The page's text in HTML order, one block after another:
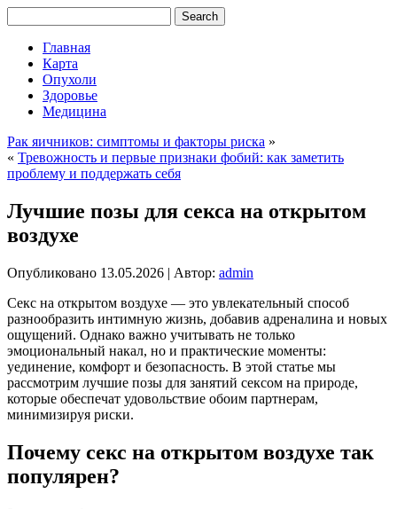
Главная
Карта
Опухоли
Здоровье
Медицина
Рак яичников: симптомы и факторы риска »
« Тревожность и первые признаки фобий: как заметить
проблему и поддержать себя
Лучшие позы для секса на открытом
воздухе
Опубликовано 13.05.2026 | Автор: admin
Секс на открытом воздухе — это увлекательный способ
разнообразить интимную жизнь, добавив адреналина и новых
ощущений. Однако важно учитывать не только
эмоциональный накал, но и практические моменты:
уединение, комфорт и безопасность. В этой статье мы
рассмотрим лучшие позы для занятий сексом на природе,
которые обеспечат удовольствие обоим партнерам,
минимизируя риски.
Почему секс на открытом воздухе так
популярен?